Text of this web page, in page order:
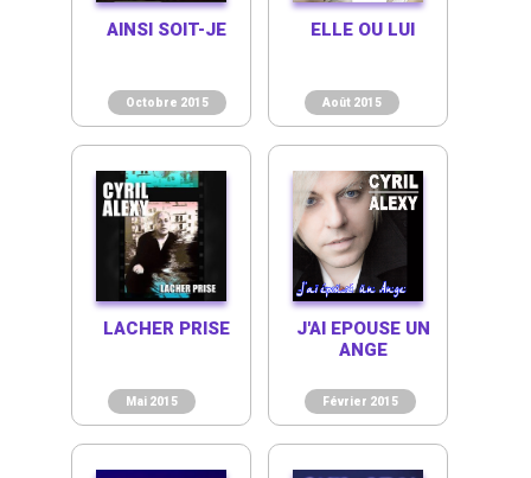
Octobre 2015
AINSI SOIT-JE
Août 2015
ELLE OU LUI
Mai 2015
LACHER PRISE
Février 2015
J'AI EPOUSE UN
ANGE